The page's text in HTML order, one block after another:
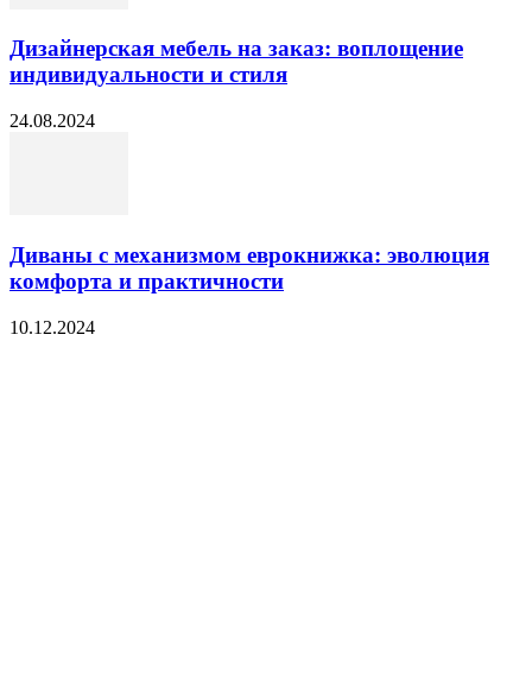
Дизайнерская мебель на заказ: воплощение
индивидуальности и стиля
24.08.2024
Диваны с механизмом еврокнижка: эволюция
комфорта и практичности
10.12.2024